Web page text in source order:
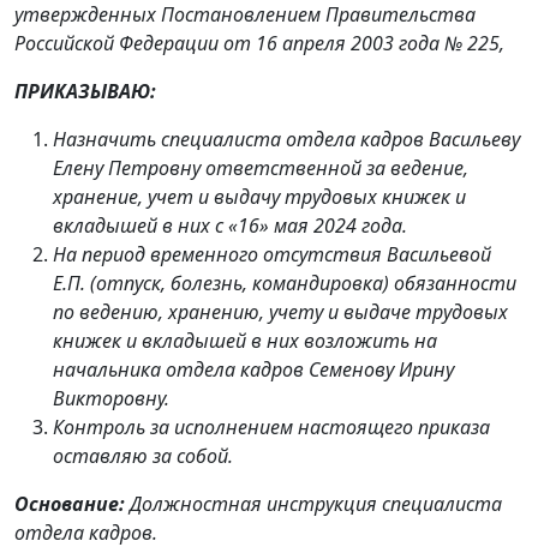
утвержденных Постановлением Правительства
Российской Федерации от 16 апреля 2003 года № 225,
ПРИКАЗЫВАЮ:
Назначить специалиста отдела кадров Васильеву
Елену Петровну ответственной за ведение,
хранение, учет и выдачу трудовых книжек и
вкладышей в них с «16» мая 2024 года.
На период временного отсутствия Васильевой
Е.П. (отпуск, болезнь, командировка) обязанности
по ведению, хранению, учету и выдаче трудовых
книжек и вкладышей в них возложить на
начальника отдела кадров Семенову Ирину
Викторовну.
Контроль за исполнением настоящего приказа
оставляю за собой.
Основание:Должностная инструкция специалиста
отдела кадров.